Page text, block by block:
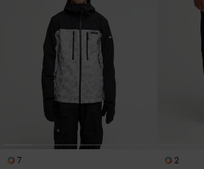
question.
Démarrer
une
conversation
Trouvez
des
réponses
aux
questions
les plus
7
2